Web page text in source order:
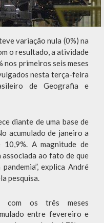
variação nula (0%) na
o resultado, a atividade
nos primeiros seis meses
nesta terça-feira
de Geografia e
diante de uma base de
acumulado de janeiro a
A magnitude de
ao fato de que
explica André
pesquisa.
com os três meses
entre fevereiro e